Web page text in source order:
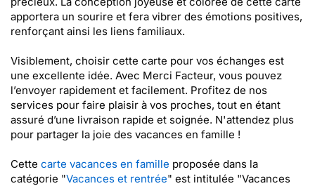
apportera un sourire et fera vibrer des émotions positives,
renforçant ainsi les liens familiaux.
Visiblement, choisir cette carte pour vos échanges est
une excellente idée. Avec Merci Facteur, vous pouvez
l’envoyer rapidement et facilement. Profitez de nos
services pour faire plaisir à vos proches, tout en étant
assuré d’une livraison rapide et soignée. N'attendez plus
pour partager la joie des vacances en famille !
Cette carte vacances en famille proposée dans la
catégorie "Vacances et rentrée" est intitulée "Vacances